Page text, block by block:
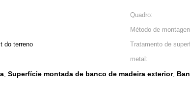
Quadro:
Método de
do terreno
Tratamento de
metal:
, Superfície montada de banco de madeira exterior,